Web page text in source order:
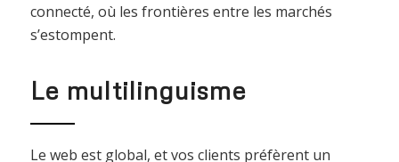
connecté, où les frontières entre les marchés
s’estompent.
Le multilinguisme
Le web est global, et vos clients préfèrent un